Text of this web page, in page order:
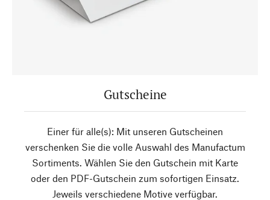
Gutscheine
Einer für alle(s): Mit unseren Gutscheinen
verschenken Sie die volle Auswahl des Manufactum
Sortiments. Wählen Sie den Gutschein mit Karte
oder den PDF-Gutschein zum sofortigen Einsatz.
Jeweils verschiedene Motive verfügbar.